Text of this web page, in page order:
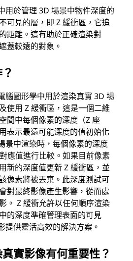
用於管理 3D 場景中物件深度的
可見的層，即 Z 緩衝區，它追
距離。這有助於正確渲染對
蓋較遠的對象。
腦圖形學中用於渲染真實 3D 場
使用 Z 緩衝區，這是一個二維
間中每個像素的深度（Z 座
表示最遠可能深度的值初始化
景中渲染時，每個像素的深度
應值進行比較。如果目前像素
新的深度值更新 Z 緩衝區，並
像素將被丟棄。此深度測試可
對最終影像產生影響，從而處
。 Z 緩衝允許以任何順序渲染
的深度準確管理表面的可見
提供靈活高效的解決方案。
實影像有何重要性？